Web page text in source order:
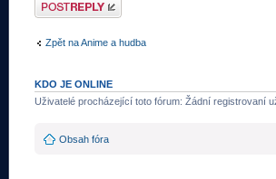
Zpět na Anime a hudba
KDO JE ONLINE
Uživatelé procházející toto fórum: Žádní registrovaní
Obsah fóra